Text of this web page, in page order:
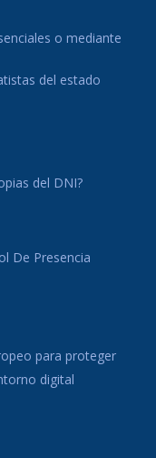
o mediante
del estado
del DNI?
De Presencia
para proteger
digital